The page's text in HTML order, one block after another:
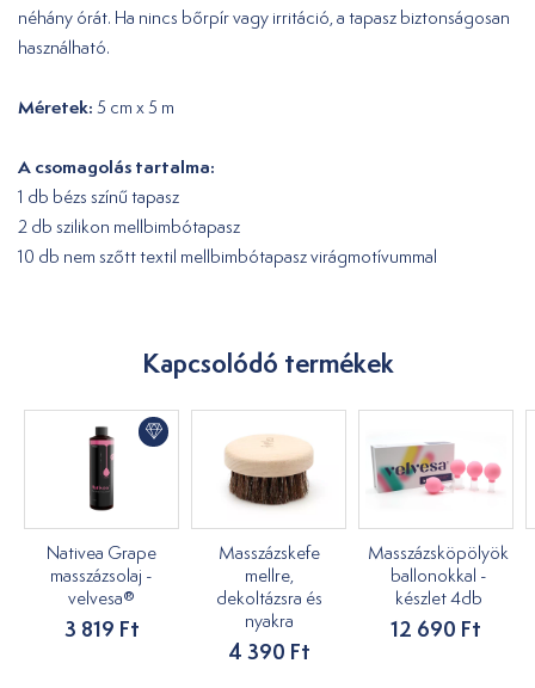
néhány órát. Ha nincs bőrpír vagy irritáció, a tapasz biztonságosan
használható.
Méretek: 5 cm x 5 m
A csomagolás tartalma:
1 db bézs színű tapasz
2 db szilikon mellbimbótapasz
10 db nem szőtt textil mellbimbótapasz virágmotívummal
Kapcsolódó termékek
Nativea Grape
masszázsolaj -
velvesa®
3 819 Ft
Masszázskefe
mellre,
dekoltázsra és
nyakra
4 390 Ft
Masszázsköpölyök
ballonokkal -
készlet 4db
12 690 Ft